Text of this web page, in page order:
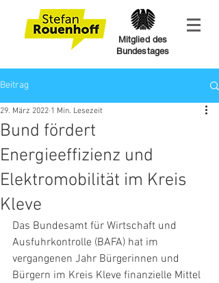
Mitglied des
Bundestages
Beitrag
Bund fördert
Energieeffizienz und
Elektromobilität im Kreis
Kleve
29. März 2022 1 Min. Lesezeit
Das Bundesamt für Wirtschaft und
Ausfuhrkontrolle (BAFA) hat im
vergangenen Jahr Bürgerinnen und
Bürgern im Kreis Kleve finanzielle Mittel